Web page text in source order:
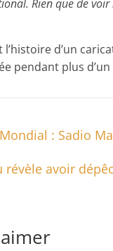
Rien que de
d’un
pendant plus
: Sadio
révèle avoir